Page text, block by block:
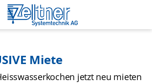
Shop
Miete
jetzt neu mieten